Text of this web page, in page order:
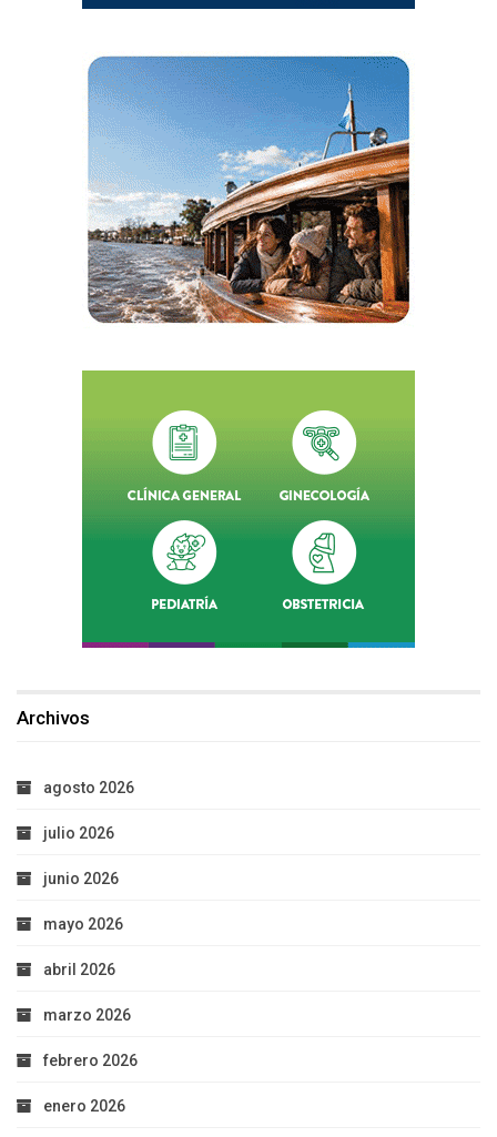
Archivos
agosto 2026
julio 2026
junio 2026
mayo 2026
abril 2026
marzo 2026
febrero 2026
enero 2026